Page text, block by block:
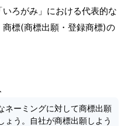
ろがみ」における代表的な
標(商標出願・登録商標)の
ネーミングに対して商標出願
ょう。自社が商標出願しよう